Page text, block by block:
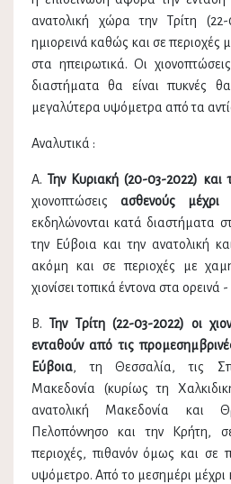
ανατολική χώρα την Τρίτη
ημιορεινά καθώς και σε
στα ηπειρωτικά. Οι
διαστήματα θα είναι πυκνές
μεγαλύτερα υψόμετρα από τα
Αναλυτικά :
Α.Την Κυριακή (20-03-2022) και
χιονοπτώσεις ασθενούς μέχρι
εκδηλώνονται κατά διαστήματα
την Εύβοια και την ανατολική
ακόμη και σε περιοχές με
χιονίσει τοπικά έντονα στα ορεινά
Β.Την Τρίτη (22-03-2022) οι
ενταθούν από τις
Εύβοια, τη Θεσσαλία, τις
Μακεδονία (κυρίως τη
ανατολική Μακεδονία και
Πελοπόννησο και την Κρήτη,
περιοχές, πιθανόν όμως και σε
υψόμετρο. Από το μεσημέρι μέχρι